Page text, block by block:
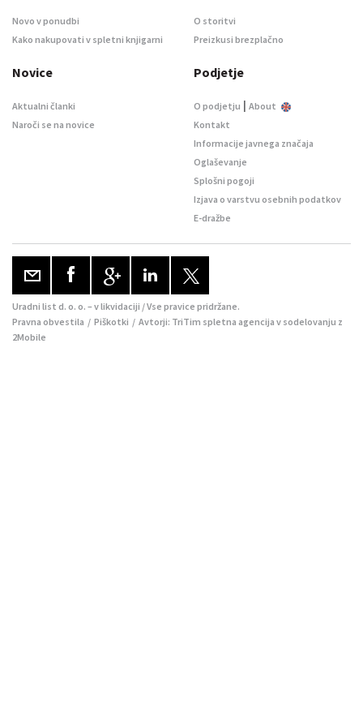
Novo v ponudbi
Kako nakupovati v spletni knjigarni
O storitvi
Preizkusi brezplačno
Novice
Aktualni članki
Naroči se na novice
Podjetje
O podjetju | About
Kontakt
Informacije javnega značaja
Oglaševanje
Splošni pogoji
Izjava o varstvu osebnih podatkov
E-dražbe
Uradni list d. o. o. – v likvidaciji / Vse pravice pridržane.
Pravna obvestila / Piškotki / Avtorji: TriTim spletna agencija v sodelovanju z
2Mobile